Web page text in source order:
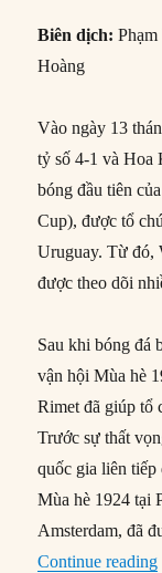
Biên dịch:
Hoàng
Vào ngày 13
tỷ số 4-1 và Hoa
bóng đầu tiên
Cup), được tổ
Uruguay. Từ đó,
được theo dõi
Sau khi bóng đá
vận hội Mùa hè
Rimet đã giúp tổ
Trước sự thất
quốc gia liên
Mùa hè 1924 tại
Amsterdam, đã
Continue reading